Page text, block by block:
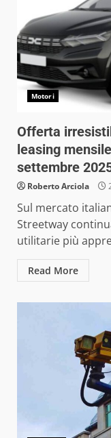
Motori
Offerta
leasing
settembre
Roberto Arciola
Sul mercato
Streetway
utilitarie più
Read More